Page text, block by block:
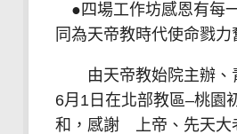
●四場工作坊感恩有每
同為天帝教時代使命戮力
由天帝教始院主辦、青
6月1日在北部教區–桃園
和，感謝 上帝、先天大